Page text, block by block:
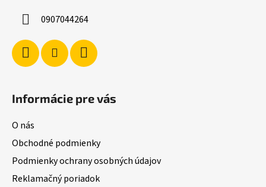
0907044264
Informácie pre vás
O nás
Obchodné podmienky
Podmienky ochrany osobných údajov
Reklamačný poriadok